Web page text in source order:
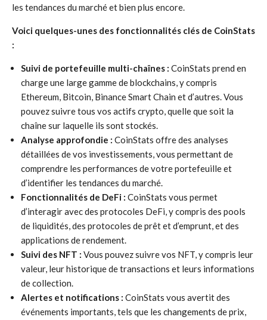
les tendances du marché et bien plus encore.
Voici quelques-unes des fonctionnalités clés de CoinStats
:
Suivi de portefeuille multi-chaînes : CoinStats prend en
charge une large gamme de blockchains, y compris
Ethereum, Bitcoin, Binance Smart Chain et d’autres. Vous
pouvez suivre tous vos actifs crypto, quelle que soit la
chaîne sur laquelle ils sont stockés.
Analyse approfondie : CoinStats offre des analyses
détaillées de vos investissements, vous permettant de
comprendre les performances de votre portefeuille et
d’identifier les tendances du marché.
Fonctionnalités de DeFi : CoinStats vous permet
d’interagir avec des protocoles DeFi, y compris des pools
de liquidités, des protocoles de prêt et d’emprunt, et des
applications de rendement.
Suivi des NFT : Vous pouvez suivre vos NFT, y compris leur
valeur, leur historique de transactions et leurs informations
de collection.
Alertes et notifications : CoinStats vous avertit des
événements importants, tels que les changements de prix,